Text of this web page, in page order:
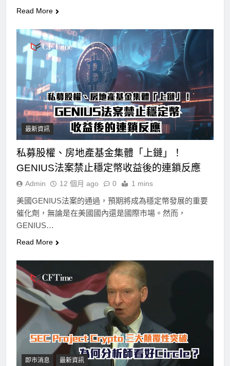
Read More
最新資訊
私募股權、房地產基金集體「上鏈」！
GENIUS法案禁止穩定幣收益後的連鎖反應
Admin 12 個月 ago 0 1 mins
美國GENIUS法案的通過，預期將成為穩定幣發展的重要
催化劑，無論是在美國國內還是國際市場。然而，
GENIUS…
Read More
即市消息 最新資訊